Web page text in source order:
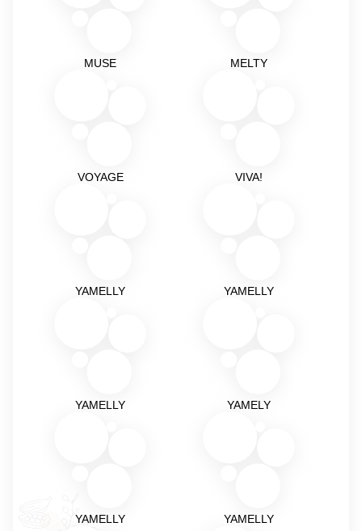
MUSE MELTY
VOYAGE VIVA!
YAMELLY YAMELLY
YAMELLY YAMELY
YAMELLY YAMELLY